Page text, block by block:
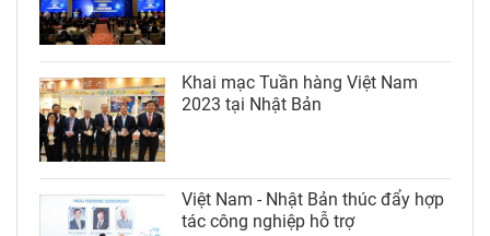
Khai mạc Tuần hàng Việt Nam
2023 tại Nhật Bản
Việt Nam - Nhật Bản thúc đẩy hợp
tác công nghiệp hỗ trợ